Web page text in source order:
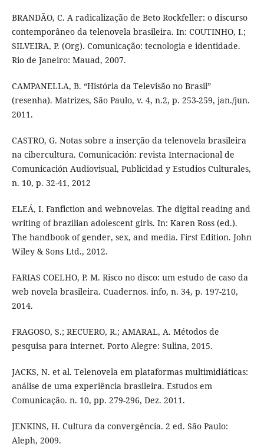
BRANDÃO, C. A radicalização de Beto Rockfeller: o discurso
contemporâneo da telenovela brasileira. In: COUTINHO, I.;
SILVEIRA, P. (Org). Comunicação: tecnologia e identidade.
Rio de Janeiro: Mauad, 2007.
CAMPANELLA, B. “História da Televisão no Brasil”
(resenha). Matrizes, São Paulo, v. 4, n.2, p. 253-259, jan./jun.
2011.
CASTRO, G. Notas sobre a inserção da telenovela brasileira
na cibercultura. Comunicación: revista Internacional de
Comunicación Audiovisual, Publicidad y Estudios Culturales,
n. 10, p. 32-41, 2012
ELEÁ, I. Fanfiction and webnovelas. The digital reading and
writing of brazilian adolescent girls. In: Karen Ross (ed.).
The handbook of gender, sex, and media. First Edition. John
Wiley & Sons Ltd., 2012.
FARIAS COELHO, P. M. Risco no disco: um estudo de caso da
web novela brasileira. Cuadernos. info, n. 34, p. 197-210,
2014.
FRAGOSO, S.; RECUERO, R.; AMARAL, A. Métodos de
pesquisa para internet. Porto Alegre: Sulina, 2015.
JACKS, N. et al. Telenovela em plataformas multimidiáticas:
análise de uma experiência brasileira. Estudos em
Comunicação. n. 10, pp. 279-296, Dez. 2011.
JENKINS, H. Cultura da convergência. 2 ed. São Paulo:
Aleph, 2009.